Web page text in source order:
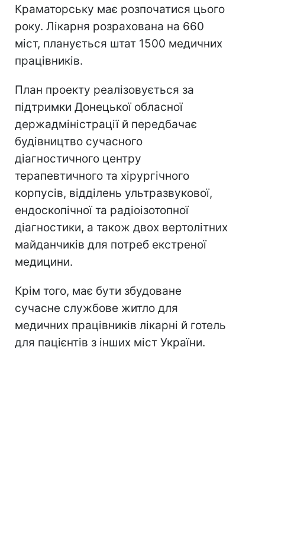
Краматорську має розпочатися цього
року. Лікарня розрахована на 660
міст, планується штат 1500 медичних
працівників.
План проекту реалізовується за
підтримки Донецької обласної
держадміністрації й передбачає
будівництво сучасного
діагностичного центру
терапевтичного та хірургічного
корпусів, відділень ультразвукової,
ендоскопічної та радіоізотопної
діагностики, а також двох вертолітних
майданчиків для потреб екстреної
медицини.
Крім того, має бути збудоване
сучасне службове житло для
медичних працівників лікарні й готель
для пацієнтів з інших міст України.